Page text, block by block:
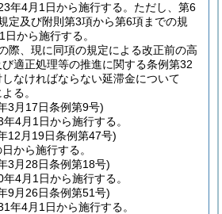
年4月1日から施行する。 ただし、第6
定及び附則第3項から第6項までの規
から施行する。
際、現に同項の規定による改正前の高
適正処理等の推進に関する条例第32
なければならない延滞金について
る。
3月17日条例第9号)
4月1日から施行する。
12月19日条例第47号)
から施行する。
3月28日条例第18号)
4月1日から施行する。
9月26日条例第51号)
年4月1日から施行する。